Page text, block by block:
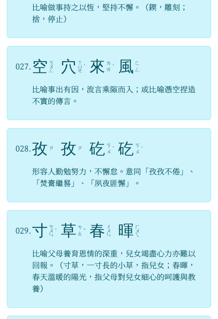
比喻做事持之以恆，堅持不懈。（鍥，雕刻；
捨，停止）
027. 空 ㄎ
ㄨ
ㄥ 穴 ㄒ
ㄩ
ㄝ
ˋ 來 ㄌ
ㄞ ˊ 風 ㄈ
ㄥ
比喻事出有因，流言乘隙而入；或比喻憑空捏造
不實的傳言。
028. 孜 ㄗ 孜 ㄗ 矻 ㄎ
ㄨ ˋ 矻 ㄎ
ㄨ ˋ
形容人勤勉努力，不懈怠。意同「孜孜不倦」、
「焚膏繼晷」、「夙夜匪懈」。
029. 寸 ㄘ
ㄨ
ㄣ
ˋ 草 ㄘ
ㄠ ˇ 春 ㄔ
ㄨ
ㄣ 暉 ㄏ
ㄨ
ㄟ
比喻父母養育恩情的深重，兒女竭盡心力亦難以
回報。（寸草，一寸長的小草，指兒女；春暉，
春天溫暖的陽光，指父母對兒女細心的呵護與教
養）